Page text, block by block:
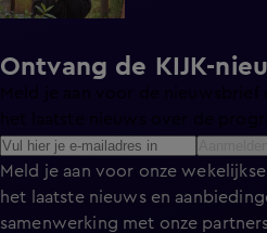
Ontvang de KIJK-
Meld je aan voor onze
het laatste nieuws en
samenwerking met onze